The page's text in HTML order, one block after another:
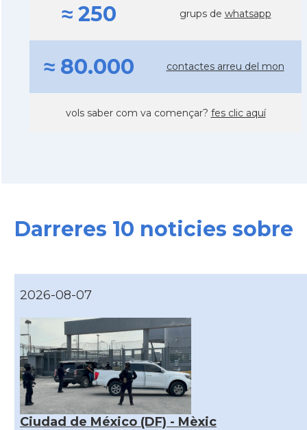
≈ 250 grups de whatsapp
≈ 80.000 contactes arreu del mon
vols saber com va començar? fes clic aquí
Darreres 10 noticies sobre
2026-08-07
Ciudad de México (DF) - Mèxic